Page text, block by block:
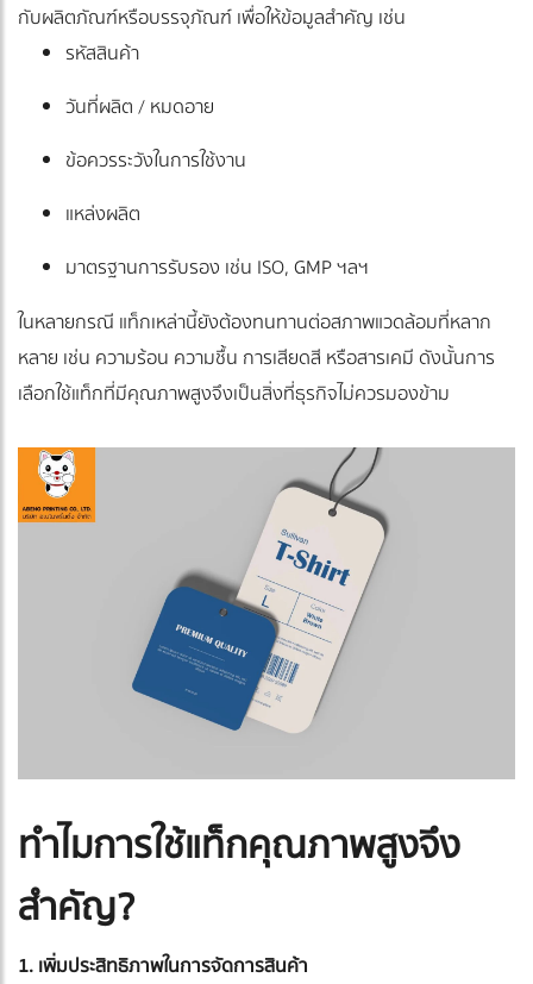
กับผลิตภัณฑ์หรือบรรจุภัณฑ์ เพื่อให้ข้อมูลสำคัญ เช่น
รหัสสินค้า
วันที่ผลิต / หมดอาย
ข้อควรระวังในการใช้งาน
แหล่งผลิต
มาตรฐานการรับรอง เช่น ISO, GMP ฯลฯ
ในหลายกรณี แท็กเหล่านี้ยังต้องทนทานต่อสภาพแวดล้อมที่หลาก
หลาย เช่น ความร้อน ความชื้น การเสียดสี หรือสารเคมี ดังนั้นการ
เลือกใช้แท็กที่มีคุณภาพสูงจึงเป็นสิ่งที่ธุรกิจไม่ควรมองข้าม
ทำไมการใช้แท็กคุณภาพสูงจึง
สำคัญ?
1. เพิ่มประสิทธิภาพในการจัดการสินค้า